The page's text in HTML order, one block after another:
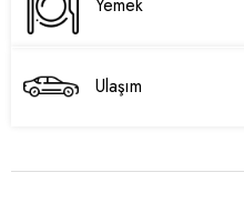
Yemek
Ulaşım